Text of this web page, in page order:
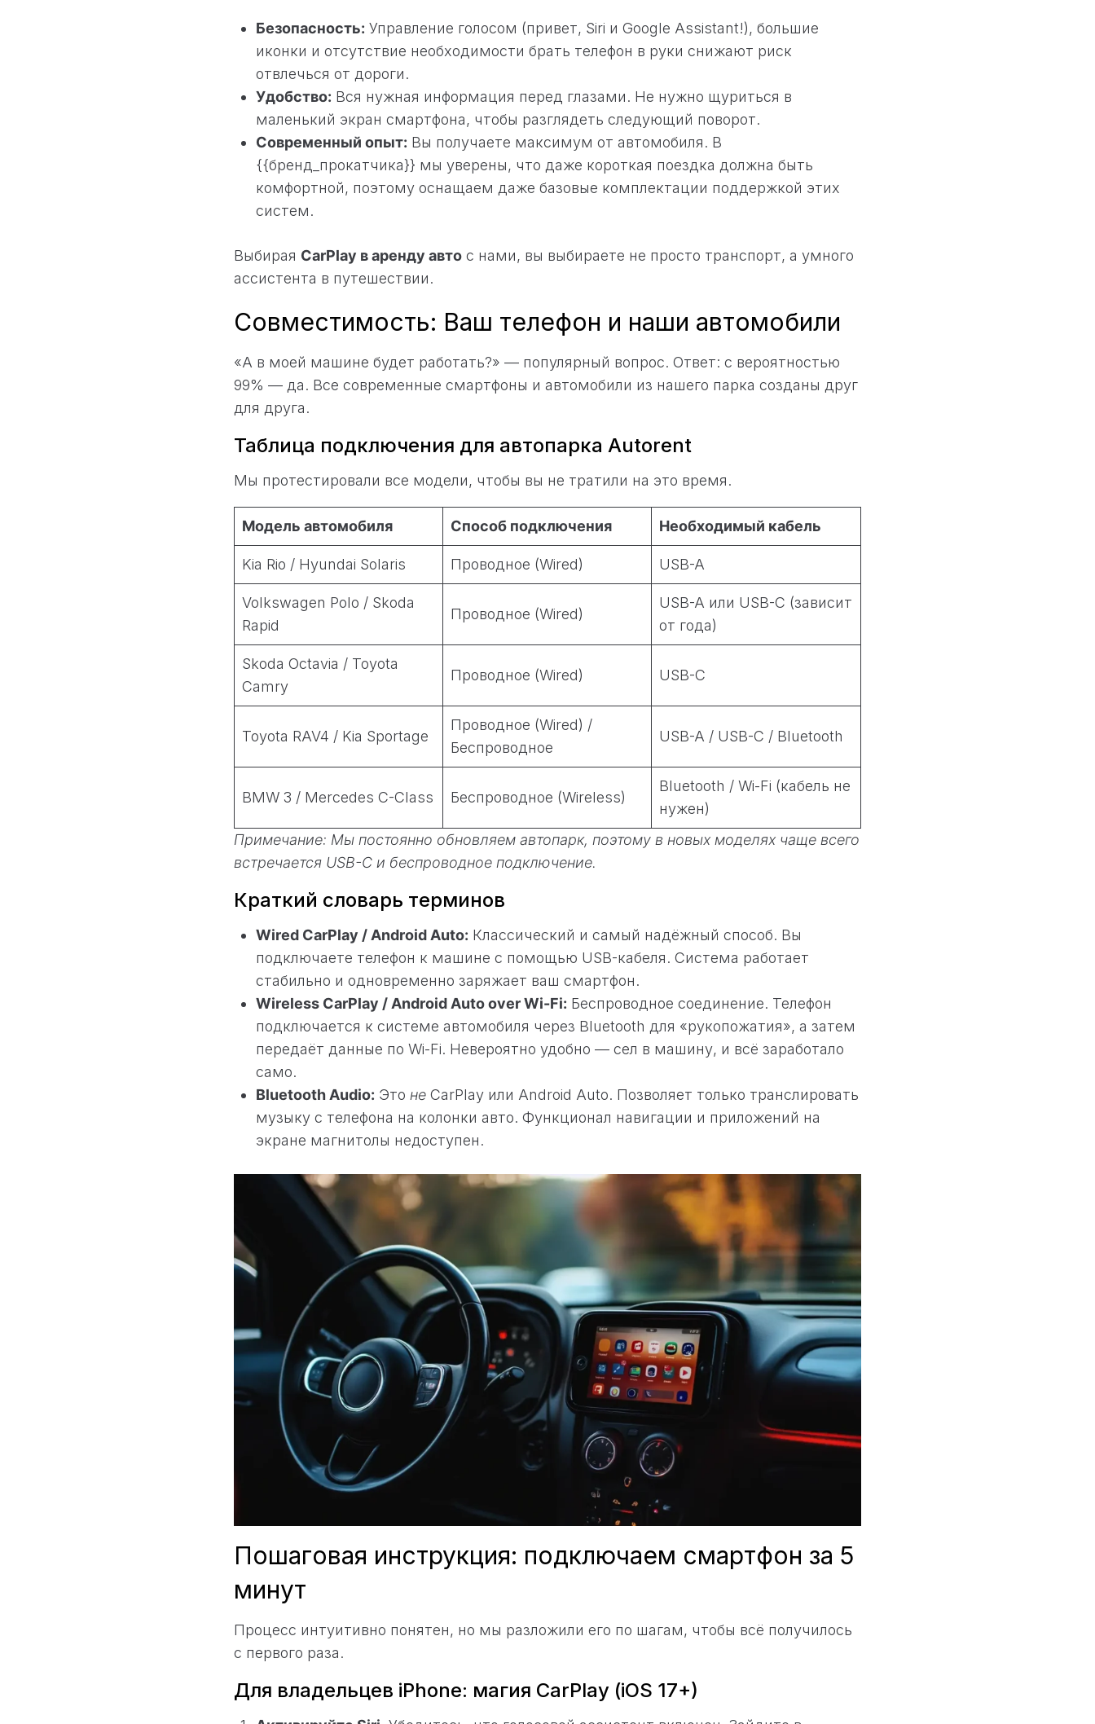
Безопасность: Управление голосом (привет, Siri и Google Assistant!), большие
иконки и отсутствие необходимости брать телефон в руки снижают риск
отвлечься от дороги.
Удобство: Вся нужная информация перед глазами. Не нужно щуриться в
маленький экран смартфона, чтобы разглядеть следующий поворот.
Современный опыт: Вы получаете максимум от автомобиля. В
{{бренд_прокатчика}} мы уверены, что даже короткая поездка должна быть
комфортной, поэтому оснащаем даже базовые комплектации поддержкой этих
систем.
Выбирая CarPlay в аренду авто с нами, вы выбираете не просто транспорт, а умного
ассистента в путешествии.
Совместимость: Ваш телефон и наши автомобили
«А в моей машине будет работать?» — популярный вопрос. Ответ: с вероятностью
99% — да. Все современные смартфоны и автомобили из нашего парка созданы друг
для друга.
Таблица подключения для автопарка Autorent
Мы протестировали все модели, чтобы вы не тратили на это время.
Модель автомобиля Способ подключения Необходимый кабель
Kia Rio / Hyundai Solaris Проводное (Wired) USB-A
Volkswagen Polo / Skoda
Rapid
Проводное (Wired)
USB-A или USB-C (зависит
от года)
Skoda Octavia / Toyota
Camry
Проводное (Wired) USB-C
Toyota RAV4 / Kia Sportage
Проводное (Wired) /
Беспроводное
USB-A / USB-C / Bluetooth
BMW 3 / Mercedes C-Class Беспроводное (Wireless)
Bluetooth / Wi-Fi (кабель не
нужен)
Примечание: Мы постоянно обновляем автопарк, поэтому в новых моделях чаще всего
встречается USB-C и беспроводное подключение.
Краткий словарь терминов
Wired CarPlay / Android Auto: Классический и самый надёжный способ. Вы
подключаете телефон к машине с помощью USB-кабеля. Система работает
стабильно и одновременно заряжает ваш смартфон.
Wireless CarPlay / Android Auto over Wi-Fi: Беспроводное соединение. Телефон
подключается к системе автомобиля через Bluetooth для «рукопожатия», а затем
передаёт данные по Wi-Fi. Невероятно удобно — сел в машину, и всё заработало
само.
Bluetooth Audio: Это не CarPlay или Android Auto. Позволяет только транслировать
музыку с телефона на колонки авто. Функционал навигации и приложений на
экране магнитолы недоступен.
Пошаговая инструкция: подключаем смартфон за 5
минут
Процесс интуитивно понятен, но мы разложили его по шагам, чтобы всё получилось
с первого раза.
Для владельцев iPhone: магия CarPlay (iOS 17+)